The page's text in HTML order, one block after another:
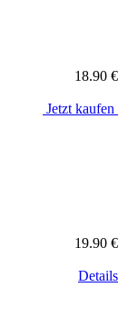
18.90 €
Jetzt kaufen
19.90 €
Details